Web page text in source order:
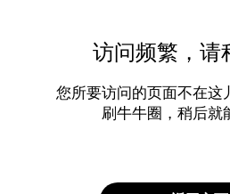
访问频繁，请
您所要访问的页面不在这
刷牛牛圈，稍后就